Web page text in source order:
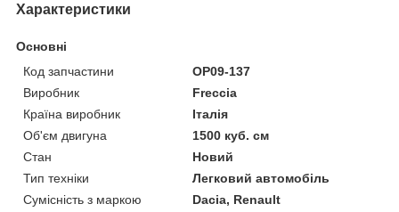
Характеристики
Основні
Код запчастини
OP09-137
Виробник
Freccia
Країна виробник
Італія
Об'єм двигуна
1500 куб. см
Стан
Новий
Тип техніки
Легковий автомобіль
Сумісність з маркою
Dacia, Renault